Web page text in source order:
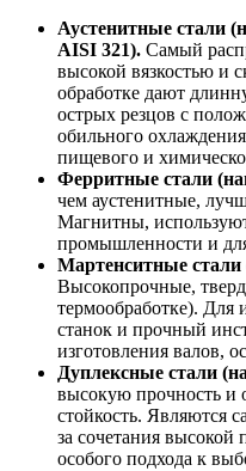
Аустенитные стали
AISI 321). Самый
высокой вязкостью и
обработке дают
острых резцов с
обильного
пищевого и
Ферритные стали
чем аустенитные,
Магнитны,
промышленности и
Мартенситные
Высокопрочные,
термообработке). Для
станок и прочный
изготовления валов,
Дуплексные стали
высокую прочность и
стойкость. Являются
за сочетания высокой
особого подхода к